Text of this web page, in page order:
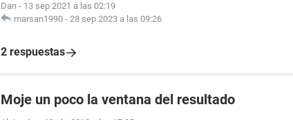
Dan - 13 sep 2021 a las 02:19
marsan1990 - 28 sep 2023 a las 09:26
2 respuestas
Moje un poco la ventana del resultado